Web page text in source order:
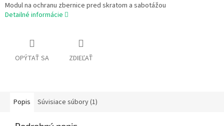
Modul na ochranu zbernice pred skratom a sabotážou
Detailné informácie
OPÝTAŤ SA ZDIEĽAŤ
Popis Súvisiace súbory (1)